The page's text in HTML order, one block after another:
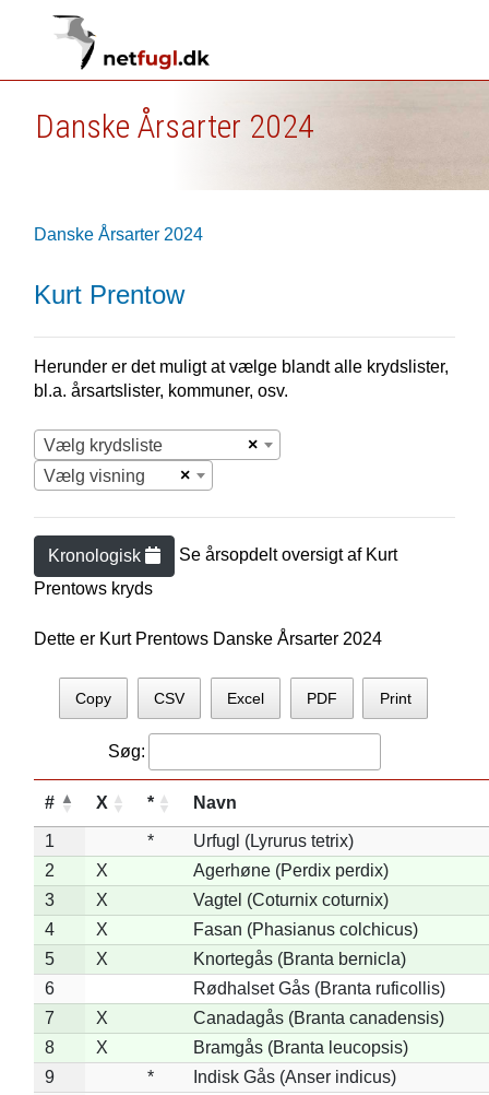
Danske Årsarter 2024
Danske Årsarter 2024
Kurt Prentow
Herunder er det muligt at vælge blandt alle krydslister,
bl.a. årsartslister, kommuner, osv.
×
Vælg krydsliste
×
Vælg visning
Kronologisk Se årsopdelt oversigt af Kurt
Prentows kryds
Dette er Kurt Prentows Danske Årsarter 2024
Copy CSV Excel PDF Print
Søg:
# X * Navn
1 *
Urfugl (Lyrurus tetrix)
2
X
Agerhøne (Perdix perdix)
3
X
Vagtel (Coturnix coturnix)
4
X
Fasan (Phasianus colchicus)
5
X
Knortegås (Branta bernicla)
6
Rødhalset Gås (Branta ruficollis)
7
X
Canadagås (Branta canadensis)
8
X
Bramgås (Branta leucopsis)
9
*
Indisk Gås (Anser indicus)